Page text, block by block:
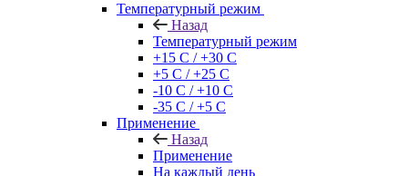
Температурный режим
Назад
Температурный режим
+15 С / +30 С
+5 С / +25 С
-10 С / +10 С
-35 С / +5 С
Применение
Назад
Применение
На каждый день